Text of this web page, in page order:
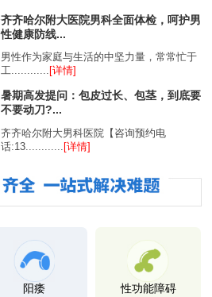
齐齐哈尔附大医院男科全面体检，呵护男
性健康防线...
男性作为家庭与生活的中坚力量，常常忙于
工............ [详情]
暑期高发提问：包皮过长、包茎，到底要
不要动刀?...
齐齐哈尔附大男科医院【咨询预约电
话:13............
[详情]
阳痿 性功能障碍